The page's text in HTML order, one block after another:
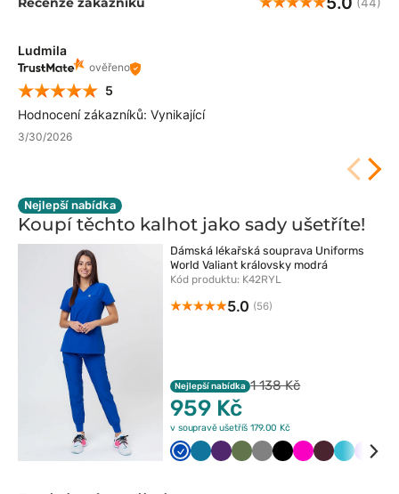
(44)
Ludmila
ověřeno
5
Hodnocení zákazníků: Vynikající
3/30/2026
Nejlepší nabídka
Koupí těchto kalhot jako sady ušetříte!
Dámská lékařská souprava Uniforms
World Valiant královsky modrá
Kód produktu: K42RYL
5.0 (56)
Nejlepší nabídka 1 138 Kč
959 Kč
v soupravě ušetříš 179.00 Kč
Królewski
KaraibskiBakłażanowy
Oliwkowy
SzaryCzarnyMalinowy
Burgundowy
Morski